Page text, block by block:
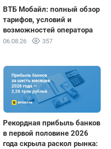
ВТБ Мобайл: полный обзор
тарифов, условий и
возможностей оператора
06.08.26 357
Рекордная прибыль банков
в первой половине 2026
года скрыла раскол рынка: